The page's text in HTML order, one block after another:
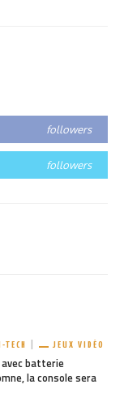
followers
followers
TECH JEUX VIDÉO
avec batterie
la console sera